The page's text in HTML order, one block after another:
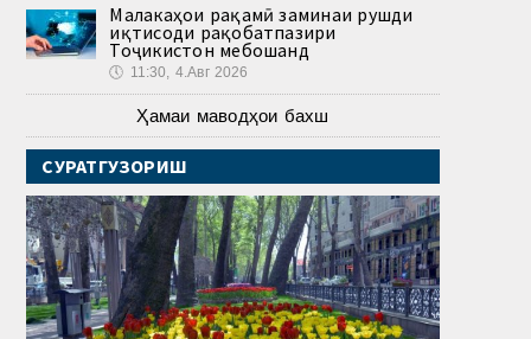
Малакаҳои рақамӣ заминаи рушди
иқтисоди рақобатпазири
Тоҷикистон мебошанд
🕔 11:30, 4.Авг 2026
Ҳамаи маводҳои бахш
СУРАТГУЗОРИШ